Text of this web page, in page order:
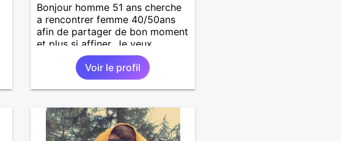
Bonjour homme 51 ans cherche
a rencontrer femme 40/50ans
afin de partager de bon moment
et plus si affiner. Je veux
voyager et profiter de la vie
sans prise de tête.
Voir le profil